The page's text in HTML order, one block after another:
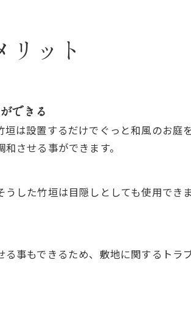
ット
できる
は設置するだけでぐっと和風のお庭
させる事ができます。
した竹垣は目隠しとしても使用でき
事もできるため、敷地に関するトラ